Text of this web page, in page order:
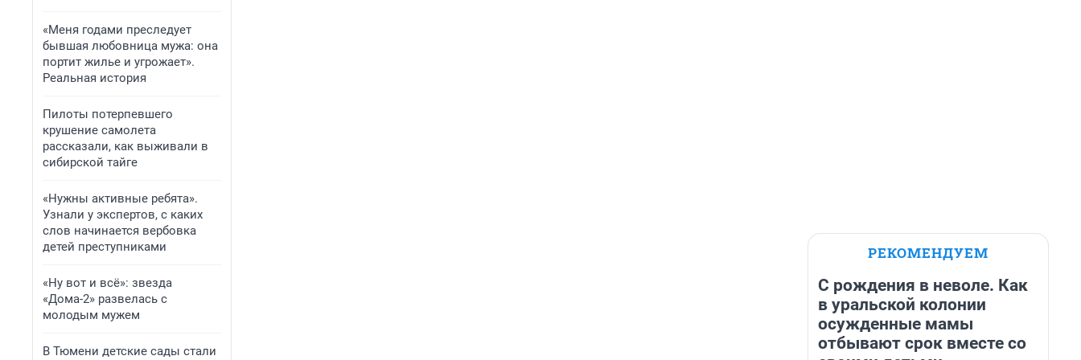
«Меня годами преследует
бывшая любовница мужа: она
портит жилье и угрожает».
Реальная история
Пилоты потерпевшего
крушение самолета
рассказали, как выживали в
сибирской тайге
«Нужны активные ребята».
Узнали у экспертов, с каких
слов начинается вербовка
детей преступниками
«Ну вот и всё»: звезда
«Дома-2» развелась с
молодым мужем
В Тюмени детские сады стали
РЕКОМЕНДУЕМ
С рождения в неволе. Как
в уральской колонии
осужденные мамы
отбывают срок вместе со